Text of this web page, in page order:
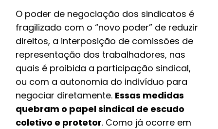
O poder de negociação dos sindicatos é
fragilizado com o “novo poder” de reduzir
direitos, a interposição de comissões de
representação dos trabalhadores, nas
quais é proibida a participação sindical,
ou com a autonomia do indivíduo para
negociar diretamente. Essas medidas
quebram o papel sindical de escudo
coletivo e protetor. Como já ocorre em